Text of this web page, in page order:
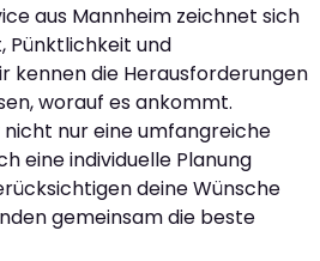
aus Mannheim zeichnet sich
Pünktlichkeit und
kennen die Herausforderungen
worauf es ankommt.
nur eine umfangreiche
eine individuelle Planung
deine Wünsche
gemeinsam die beste